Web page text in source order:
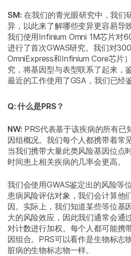
SM: 在我们的青光眼研究中，我们
异，以此来了解哪些变异更容易导
我们使用Infinium Omni 1M芯片对
进行了首次GWAS研究。我们对
OmniExpress和Infinium Core芯片
究，将基因型与表型联系了起来，
最近的工作使用了GSA，我们已经
Q: 什么是PRS？
NW: PRS代表基于该疾病的所有已
因组概况。我们每个人都携带着常
当我们携带大量此类风险基因位点
时间患上相关疾病的几率会更高。
我们会使用GWAS鉴定出的风险等
患病风险评估对象，我们会计算他
因。实际上，我们知道某些等位基
大的风险效应，因此我们通常会通
对计数进行加权。每个人都可能携
因组合。PRS可以看作是生物标志
脏病的生物标志物一样。